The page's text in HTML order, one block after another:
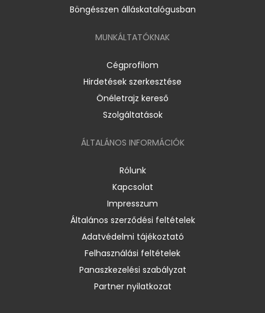
Böngésszen álláskatalógusban
MUNKÁLTATÓKNAK
Cégprofilom
Hirdetések szerkesztése
Önéletrajz kereső
Szolgáltatások
ÁLTALÁNOS INFORMÁCIÓK
Rólunk
Kapcsolat
Impresszum
Általános szerződési feltételek
Adatvédelmi tájékoztató
Felhasználási feltételek
Panaszkezelési szabályzat
Partner nyilatkozat